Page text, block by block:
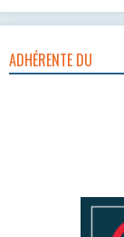
ADHÉRENTE DU